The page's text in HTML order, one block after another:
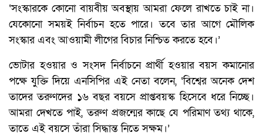
‘সংস্কারকে কোনো বায়বীয় অবস্থায় আমরা ফেলে রাখতে চাই না।
যেকোনো সময়ই নির্বাচন হতে পারে। তবে তার আগে মৌলিক
সংস্কার এবং আওয়ামী লীগের বিচার নিশ্চিত করতে হবে।’
ভোটার হওয়ার ও সংসদ নির্বাচনে প্রার্থী হওয়ার বয়স কমানোর
পক্ষে যুক্তি দিয়ে এনসিপির এই নেতা বলেন, ‘বিশ্বের অনেক দেশ
তাদের তরুণদের ১৬ বছর বয়সে প্রাপ্তবয়স্ক হিসেবে ধরে নিচ্ছে।
আমরা দেখতে পাই, তরুণ প্রজন্মের কাছে যে পরিমাণ তথ্য থাকে,
তাতে এই বয়সে তাঁরা সিদ্ধান্ত নিতে সক্ষম।’